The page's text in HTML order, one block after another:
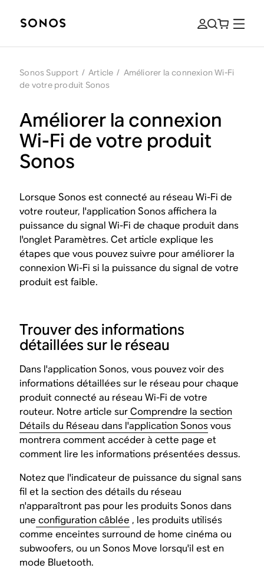
Sonos Support / Article / Améliorer la connexion Wi-Fi
de votre produit Sonos
Améliorer la connexion
Wi-Fi de votre produit
Sonos
Lorsque Sonos est connecté au réseau Wi-Fi de
votre routeur, l'application Sonos affichera la
puissance du signal Wi-Fi de chaque produit dans
l'onglet Paramètres. Cet article explique les
étapes que vous pouvez suivre pour améliorer la
connexion Wi-Fi si la puissance du signal de votre
produit est faible.
Trouver des informations
détaillées sur le réseau
Dans l'application Sonos, vous pouvez voir des
informations détaillées sur le réseau pour chaque
produit connecté au réseau Wi-Fi de votre
routeur. Notre article surComprendre la section
Détails du Réseau dans l'application Sonosvous
montrera comment accéder à cette page et
comment lire les informations présentées dessus.
Notez que l'indicateur de puissance du signal sans
fil et la section des détails du réseau
n'apparaîtront pas pour les produits Sonos dans
une configuration câblée , les produits utilisés
comme enceintes surround de home cinéma ou
subwoofers, ou un Sonos Move lorsqu'il est en
mode Bluetooth.